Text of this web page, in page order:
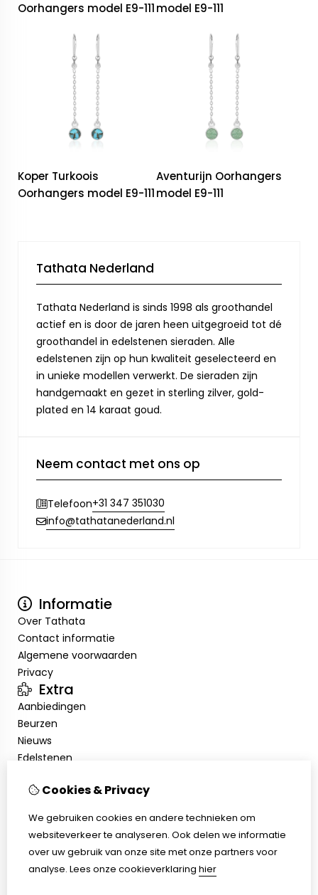
Oorhangers model E9-111model E9-111
Koper Turkoois
Oorhangers model E9-111
Aventurijn Oorhangers
model E9-111
Tathata Nederland
Tathata Nederland is sinds 1998 als groothandel
actief en is door de jaren heen uitgegroeid tot dé
groothandel in edelstenen sieraden. Alle
edelstenen zijn op hun kwaliteit geselecteerd en
in unieke modellen verwerkt. De sieraden zijn
handgemaakt en gezet in sterling zilver, gold-
plated en 14 karaat goud.
Neem contact met ons op
Telefoon+31 347 351030
info@tathatanederland.nl
Informatie
Over Tathata
Contact informatie
Algemene voorwaarden
Privacy
Extra
Aanbiedingen
Beurzen
Nieuws
Edelstenen
Mijn account
Bestelhistorie
Klantenservice
Contact
Cookies & Privacy
We gebruiken cookies en andere technieken om
websiteverkeer te analyseren. Ook delen we informatie
over uw gebruik van onze site met onze partners voor
analyse. Lees onze cookieverklaring hier